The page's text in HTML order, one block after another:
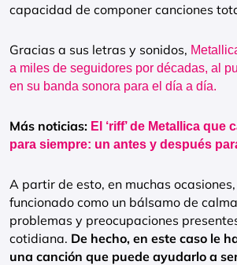
capacidad de componer canciones
Gracias a sus letras y sonidos,
a miles de seguidores por décadas, al
en su banda sonora para el día a día.
Más noticias: El ‘riff’ de Metallica que
para siempre: un antes y después
A partir de esto, en muchas
funcionado como un bálsamo de
problemas y preocupaciones
cotidiana. De hecho, en este caso le
una canción que puede ayudarlo a